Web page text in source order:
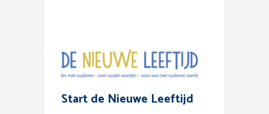
Start de Nieuwe Leeftijd